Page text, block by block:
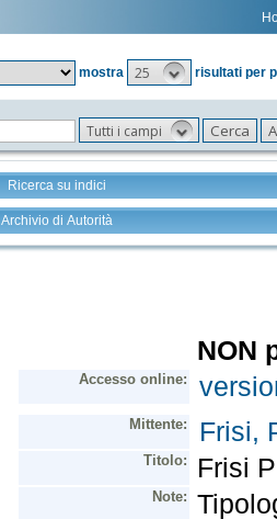
mostra
25 risultati per
Tutti i campi
Ricerca su indici
Archivio di Autorità